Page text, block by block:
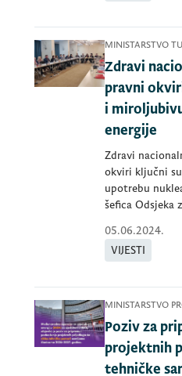
MINISTARSTVO
Zdravi
pravni
i
energije
Zdravi
okviri ključni
upotrebu
šefica Odsjeka
05.06.2024.
VIJESTI
MINISTARSTVO
Poziv za
projektnih
tehničke